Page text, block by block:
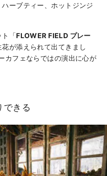
ーブティー、ホットジンジ
ト「FLOWER FIELD プレー
が添えられて出てきまし
カフェならではの演出に心が
できる